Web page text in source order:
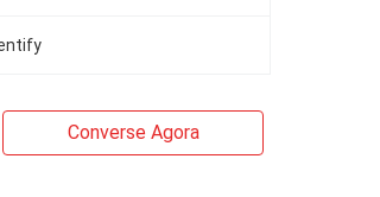
Converse Agora